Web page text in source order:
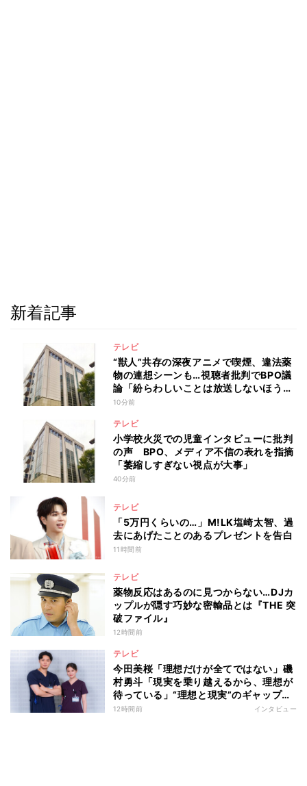
新着記事
テレビ
“獣人”共存の深夜アニメで喫煙、違法薬
物の連想シーンも…視聴者批判でBPO議
論「紛らわしいことは放送しないほう
が」
10分前
テレビ
小学校火災での児童インタビューに批判
の声 BPO、メディア不信の表れを指摘
「萎縮しすぎない視点が大事」
40分前
テレビ
「5万円くらいの…」M!LK塩崎太智、過
去にあげたことのあるプレゼントを告白
11時間前
テレビ
薬物反応はあるのに見つからない…DJカ
ップルが隠す巧妙な密輸品とは『THE 突
破ファイル』
12時間前
テレビ
今田美桜「理想だけが全てではない」磯
村勇斗「現実を乗り越えるから、理想が
待っている」“理想と現実”のギャップに
悩む人へ 第一線で活躍する俳優2人の
12時間前 インタビュー